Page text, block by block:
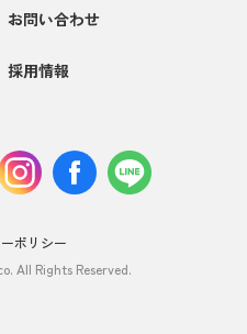
お問い合わせ
採用情報
ポリシー
All Rights Reserved.